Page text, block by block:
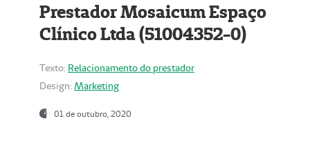
Prestador Mosaicum Espaço
Clínico Ltda (51004352-0)
Texto: Relacionamento do prestador
Design: Marketing
01 de outubro, 2020